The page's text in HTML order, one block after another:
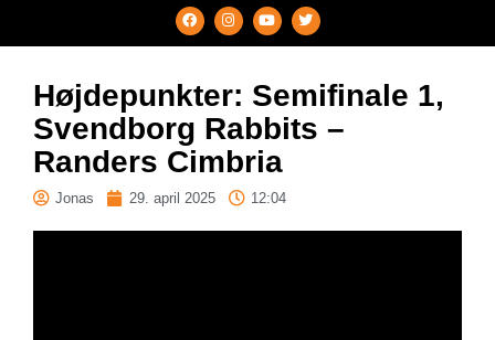
Højdepunkter: Semifinale 1,
Svendborg Rabbits –
Randers Cimbria
Jonas 29. april 2025 12:04